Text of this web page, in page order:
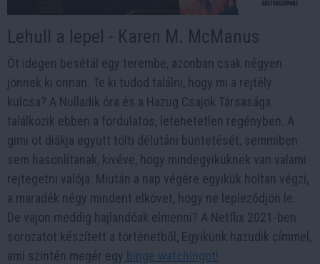
Lehull a lepel - Karen M. McManus
Öt idegen besétál egy terembe, azonban csak négyen
jönnek ki onnan. Te ki tudod találni, hogy mi a rejtély
kulcsa? A Nulladik óra és a Hazug Csajok Társasága
találkozik ebben a fordulatos, letehetetlen regényben. A
gimi öt diákja együtt tölti délutáni büntetését, semmiben
sem hasonlítanak, kivéve, hogy mindegyiküknek van valami
rejtegetni valója. Miután a nap végére egyikük holtan végzi,
a maradék négy mindent elkövet, hogy ne lepleződjön le.
De vajon meddig hajlandóak elmenni? A Netflix 2021-ben
sorozatot készített a történetből, Egyikünk hazudik címmel,
ami szintén megér egy binge watchingot!